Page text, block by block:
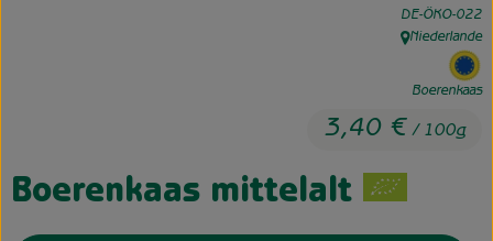
Boerenkaas mittelalt
3,40 €/ 100g
, Kontrollstelle:
DE-ÖKO-022
, Herkunft:
Niederlande
,
Boerenkaas